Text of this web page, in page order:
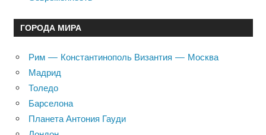
ГОРОДА МИРА
Рим — Константинополь Византия — Москва
Мадрид
Толедо
Барселона
Планета Антония Гауди